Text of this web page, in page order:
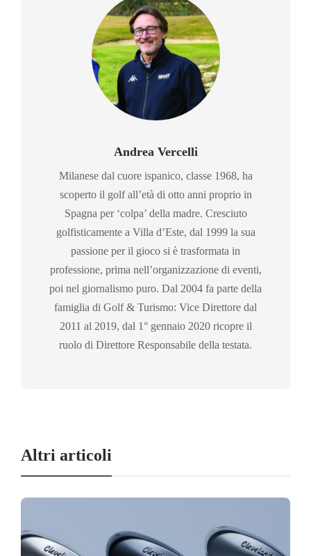
Andrea Vercelli
Milanese dal cuore ispanico, classe 1968, ha
scoperto il golf all’età di otto anni proprio in
Spagna per ‘colpa’ della madre. Cresciuto
golfisticamente a Villa d’Este, dal 1999 la sua
passione per il gioco si è trasformata in
professione, prima nell’organizzazione di eventi,
poi nel giornalismo puro. Dal 2004 fa parte della
famiglia di Golf & Turismo: Vice Direttore dal
2011 al 2019, dal 1° gennaio 2020 ricopre il
ruolo di Direttore Responsabile della testata.
Altri articoli